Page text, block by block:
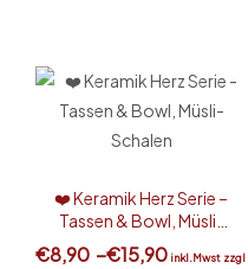
❤️ Keramik Herz Serie –
Tassen & Bowl, Müsli-
Schalen
€8,90 –€15,90 inkl.Mwst zzgl